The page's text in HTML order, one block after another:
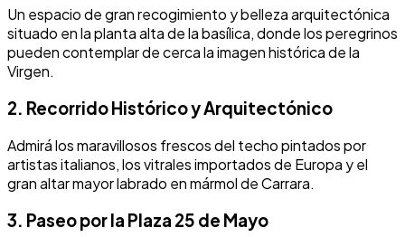
Un espacio de gran recogimiento y belleza arquitectónica
situado en la planta alta de la basílica, donde los peregrinos
pueden contemplar de cerca la imagen histórica de la
Virgen.
2. Recorrido Histórico y Arquitectónico
Admirá los maravillosos frescos del techo pintados por
artistas italianos, los vitrales importados de Europa y el
gran altar mayor labrado en mármol de Carrara.
3. Paseo por la Plaza 25 de Mayo